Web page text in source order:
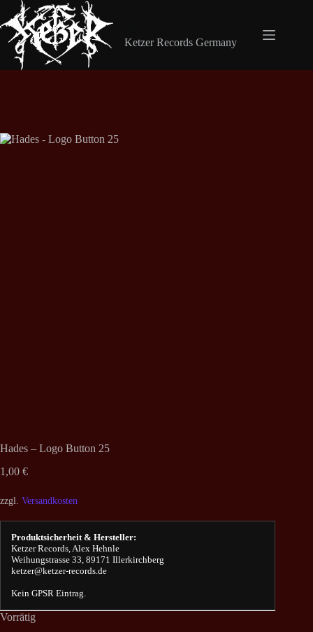
Inhalt
springen
Ketzer Records Germany
Hades – Logo Button 25
1,00 €
zzgl. Versandkosten
Produktsicherheit & Hersteller:
Ketzer Records, Alex Hehnle
Weihungstrasse 33, 89171 Illerkirchberg
ketzer@ketzer-records.de
Kein GPSR Eintrag.
Vorrätig